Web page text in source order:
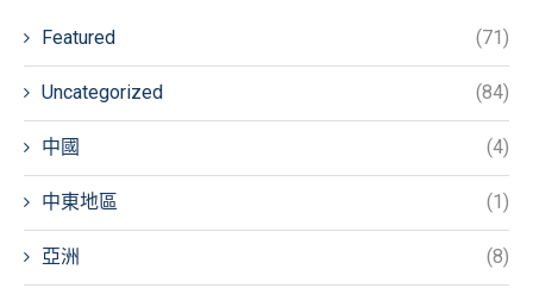
Featured (71)
Uncategorized (84)
中國 (4)
中東地區 (1)
亞洲 (8)